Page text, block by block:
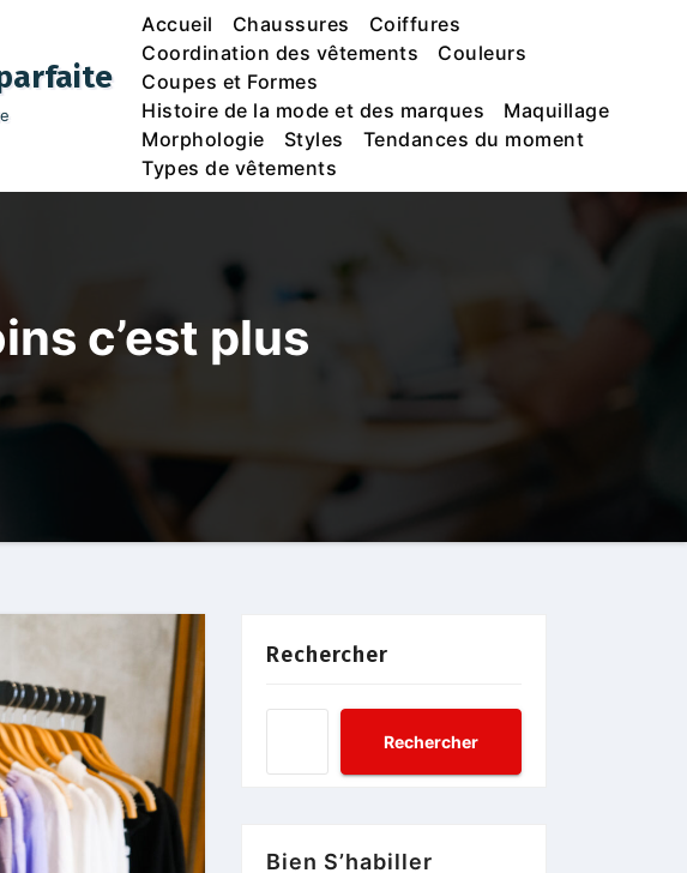
Accueil Chaussures
Coiffures
Coordination des vêtements
Couleurs
Coupes et Formes
Histoire de la mode et des marques
Maquillage
Morphologie
Styles
Tendances du moment
Types de vêtements
c’est plus
Rechercher
Rechercher
Bien S’habiller